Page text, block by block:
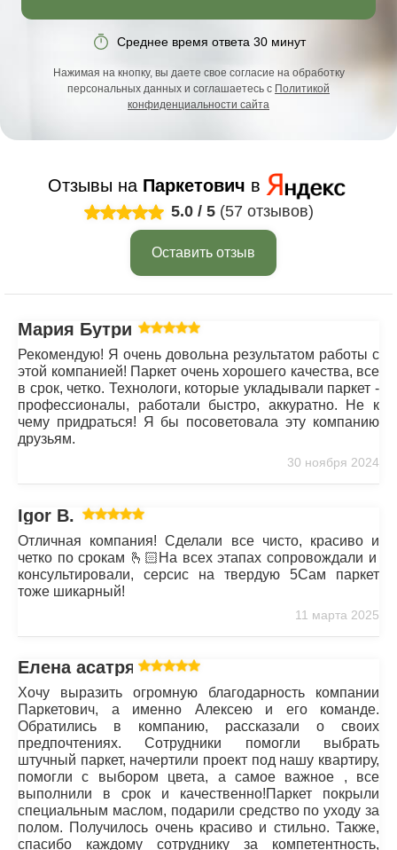
Среднее время ответа 30 минут
Нажимая на кнопку, вы даете свое согласие на обработку
персональных данных и соглашаетесь с Политикой
конфиденциальности сайта
Отзывы на Паркетович в
5.0 / 5 (57 отзывов)
Оставить отзыв
Мария Бутрим
Рекомендую! Я очень довольна результатом работы с
этой компанией! Паркет очень хорошего качества, все
в срок, четко. Технологи, которые укладывали паркет -
профессионалы, работали быстро, аккуратно. Не к
чему придраться! Я бы посоветовала эту компанию
друзьям.
30 ноября 2024
Igor B.
Отличная компания! Сделали все чисто, красиво и
четко по срокам 🫰🏻На всех этапах сопровождали и
консультировали, серсис на твердую 5Сам паркет
тоже шикарный!
11 марта 2025
Елена асатрян
Хочу выразить огромную благодарность компании
Паркетович, а именно Алексею и его команде.
Обратились в компанию, рассказали о своих
предпочтениях. Сотрудники помогли выбрать
штучный паркет, начертили проект под нашу квартиру,
помогли с выбором цвета, а самое важное , все
выполнили в срок и качественно!Паркет покрыли
специальным маслом, подарили средство по уходу за
полом. Получилось очень красиво и стильно. Также,
спасибо каждому сотруднику за компетентность,